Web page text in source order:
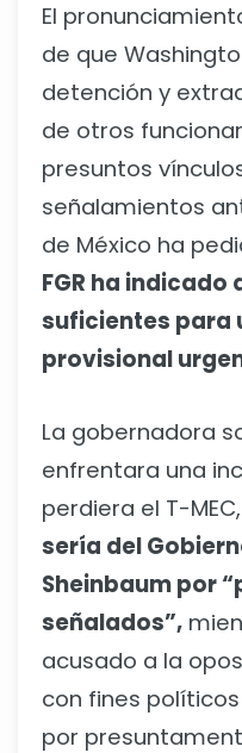
El
de que
detención y
de otros
presuntos
señalamientos
de México ha
FGR ha indicado
suficientes para
provisional
La gobernadora
enfrentara una
perdiera el T-MEC,
sería del
Sheinbaum por
señalados”,
acusado a la
con fines
por